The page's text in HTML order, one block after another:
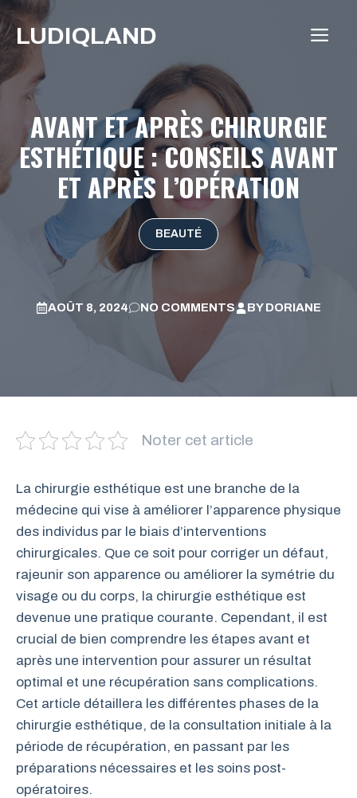
Aller
au
contenu
LUDIQLAND
AVANT ET APRÈS CHIRURGIE
ESTHÉTIQUE : CONSEILS AVANT
ET APRÈS L’OPÉRATION
BEAUTÉ
AOÛT 8, 2024 NO COMMENTS BYDORIANE
Noter cet article
La chirurgie esthétique est une branche de la
médecine qui vise à améliorer l’apparence physique
des individus par le biais d’interventions
chirurgicales. Que ce soit pour corriger un défaut,
rajeunir son apparence ou améliorer la symétrie du
visage ou du corps, la chirurgie esthétique est
devenue une pratique courante. Cependant, il est
crucial de bien comprendre les étapes avant et
après une intervention pour assurer un résultat
optimal et une récupération sans complications.
Cet article détaillera les différentes phases de la
chirurgie esthétique, de la consultation initiale à la
période de récupération, en passant par les
préparations nécessaires et les soins post-
opératoires.